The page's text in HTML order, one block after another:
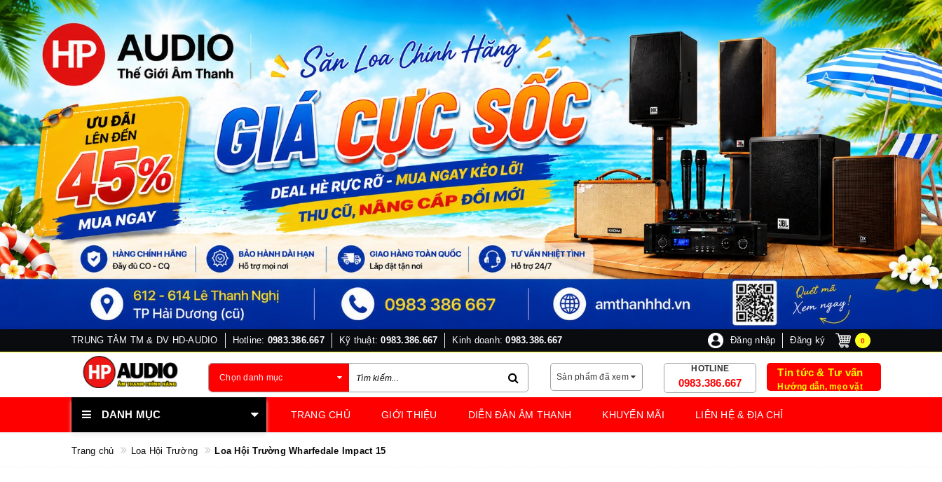
TRUNG TÂM TM & DV HD-AUDIO Hotline: 0983.386.667 Kỹ thuật:0983.386.667 Kinh doanh:0983.386.667 0
Đăng nhập Đăng ký
Chọn danh mục Sản phẩm đã xem
HOTLINE
0983.386.667
Tin tức & Tư vấn
Hướng dẫn, mẹo vặt
DANH MỤC TRANG CHỦ GIỚI THIỆU DIỄN ĐÀN ÂM THANH KHUYẾN MÃI LIÊN HỆ & ĐỊA CHỈ
Trang chủ Loa Hội Trường Loa Hội Trường Wharfedale Impact 15